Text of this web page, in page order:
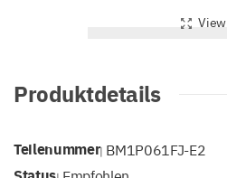
View
Produktdetails
Teilenummer| BM1P061FJ-E2